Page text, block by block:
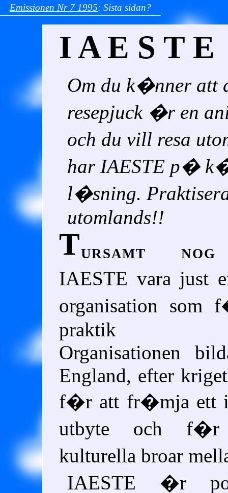
Emissionen Nr 7 1995:Sista sidan?
I A E S T E
Om du k�nner att
resepjuck �r en
och du vill resa
har IAESTE p�
l�sning.
utomlands!!
Tursamt nog
IAESTE vara just
organisation som
praktik
Organisationen
England, efter
f�r att fr�mja ett
utbyte och f�r
kulturella broar
IAESTE �r